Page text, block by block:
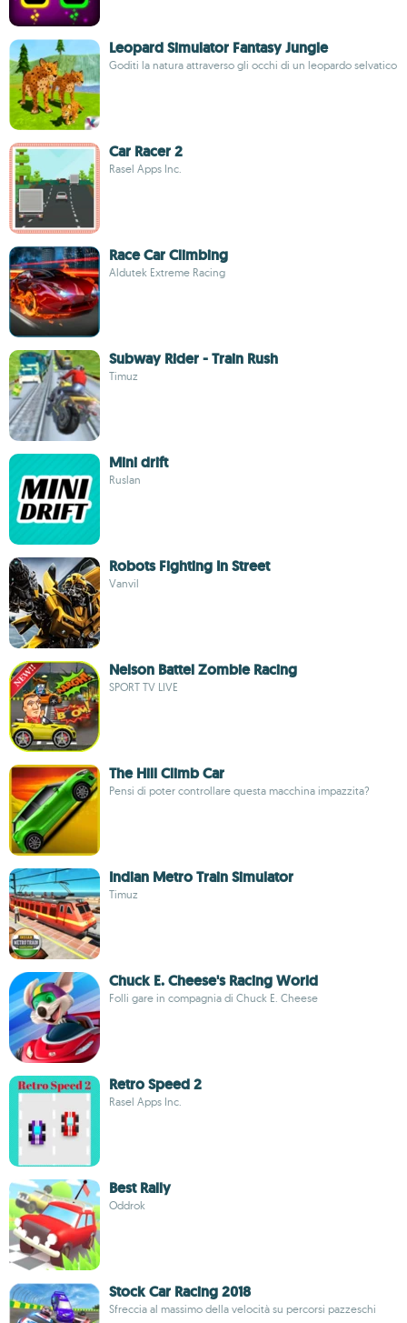
Leopard Simulator Fantasy Jungle
Goditi la natura attraverso gli occhi di un leopardo selvatico
Car Racer 2
Rasel Apps Inc.
Race Car Climbing
Aldutek Extreme Racing
Subway Rider - Train Rush
Timuz
Mini drift
Ruslan
Robots Fighting In Street
Vanvil
Nelson Battel Zombie Racing
SPORT TV LIVE
The Hill Climb Car
Pensi di poter controllare questa macchina impazzita?
Indian Metro Train Simulator
Timuz
Chuck E. Cheese's Racing World
Folli gare in compagnia di Chuck E. Cheese
Retro Speed 2
Rasel Apps Inc.
Best Rally
Oddrok
Stock Car Racing 2018
Sfreccia al massimo della velocità su percorsi pazzeschi